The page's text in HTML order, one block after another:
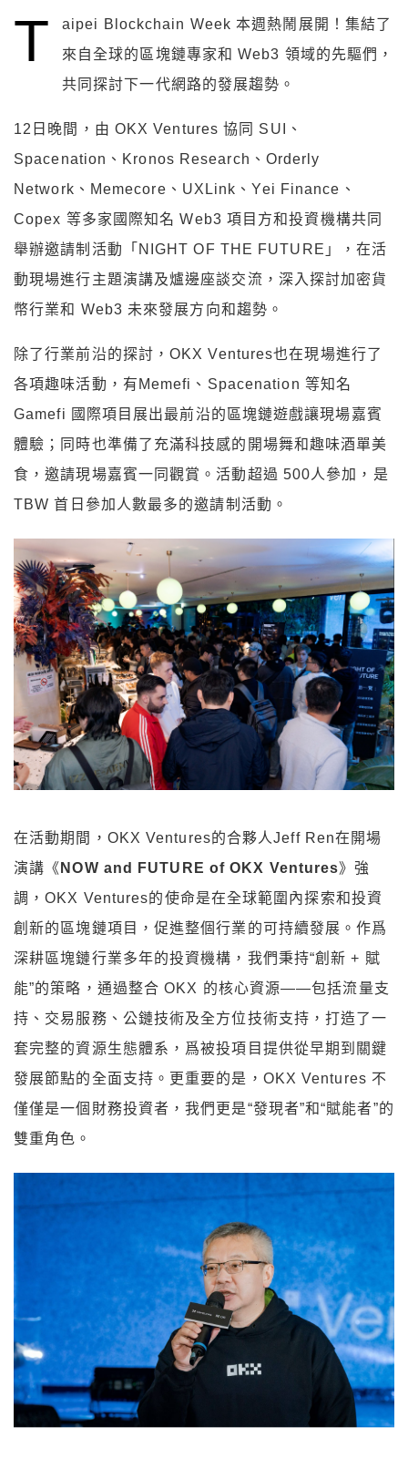
T
aipei Blockchain Week 本週熱鬧展開！集結了
來自全球的區塊鏈專家和 Web3 領域的先驅們，
共同探討下一代網路的發展趨勢。
12日晚間，由 OKX Ventures 協同 SUI、
Spacenation、Kronos Research、Orderly
Network、Memecore、UXLink、Yei Finance、
Copex 等多家國際知名 Web3 項目方和投資機構共同
舉辦邀請制活動「NIGHT OF THE FUTURE」，在活
動現場進行主題演講及爐邊座談交流，深入探討加密貨
幣行業和 Web3 未來發展方向和趨勢。
除了行業前沿的探討，OKX Ventures也在現場進行了
各項趣味活動，有Memefi、Spacenation 等知名
Gamefi 國際項目展出最前沿的區塊鏈遊戲讓現場嘉賓
體驗；同時也準備了充滿科技感的開場舞和趣味酒單美
食，邀請現場嘉賓一同觀賞。活動超過 500人參加，是
TBW 首日參加人數最多的邀請制活動。
在活動期間，OKX Ventures的合夥人Jeff Ren在開場
演講《 NOW and FUTURE of OKX Ventures》強
調，OKX Ventures的使命是在全球範圍內探索和投資
創新的區塊鏈項目，促進整個行業的可持續發展。作爲
深耕區塊鏈行業多年的投資機構，我們秉持“創新 + 賦
能”的策略，通過整合 OKX 的核心資源——包括流量支
持、交易服務、公鏈技術及全方位技術支持，打造了一
套完整的資源生態體系，爲被投項目提供從早期到關鍵
發展節點的全面支持。更重要的是，OKX Ventures 不
僅僅是一個財務投資者，我們更是“發現者”和“賦能者”的
雙重角色。